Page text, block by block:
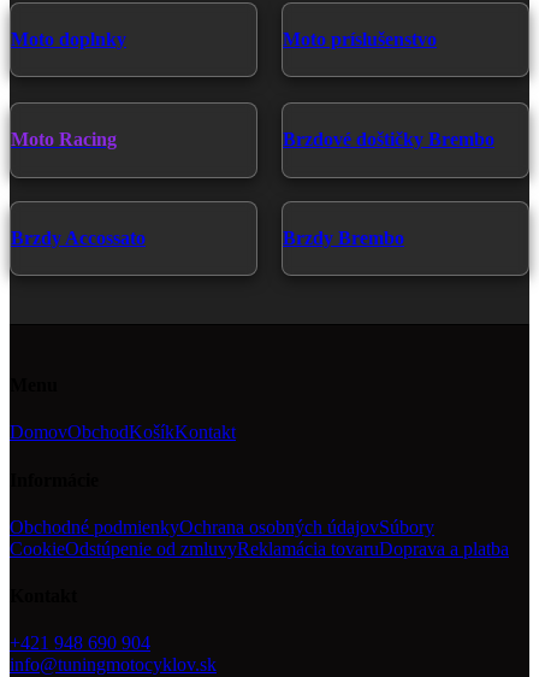
Moto doplnky Moto príslušenstvo
Moto Racing Brzdové doštičky Brembo
Brzdy Accossato Brzdy Brembo
DomovObchodKošíkKontakt
Obchodné podmienkyOchrana osobných údajovSúbory
CookieOdstúpenie od zmluvyReklamácia tovaruDoprava a platba
+421 948 690 904
info@tuningmotocyklov.sk